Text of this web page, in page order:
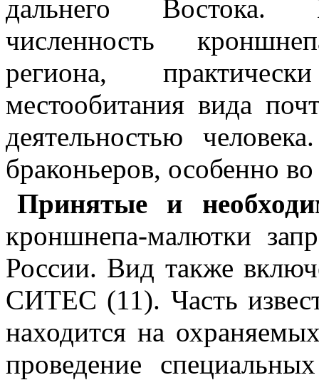
дальнего Востока.
численность
региона,
местообитания вида
деятельностью
браконьеров, особенно
Принятые и
кроншнепа-малютки
России. Вид также
СИТЕС (11). Часть
находится на
проведение